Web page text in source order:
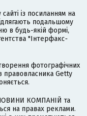
із посиланням на
подальшому
в будь-якій формі,
"Інтерфакс-
фотографічних
правовласника Getty
КОМПАНІЙ та
на правах реклами.